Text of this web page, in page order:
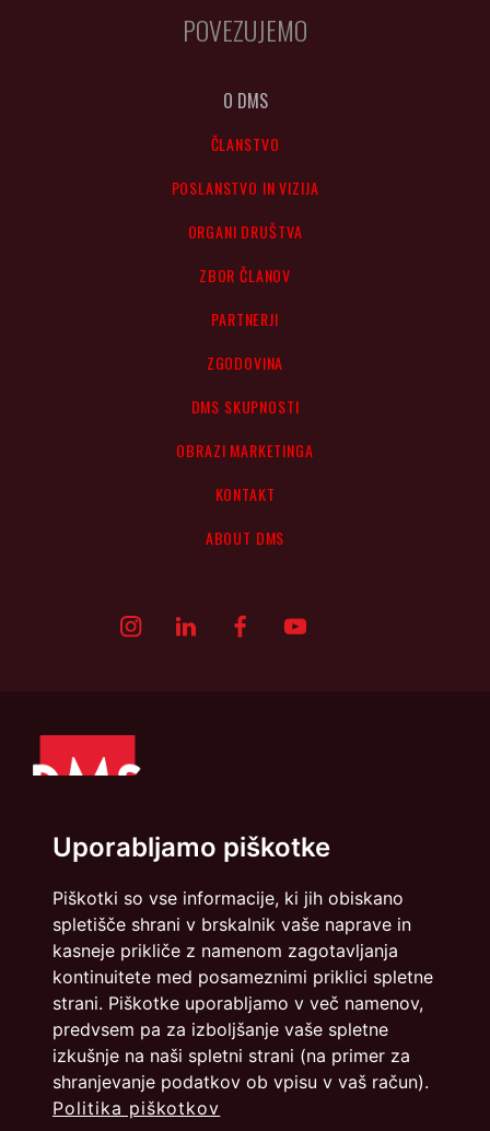
Uporabljamo piškotke
Piškotki so vse informacije, ki jih obiskano
spletišče shrani v brskalnik vaše naprave in
kasneje prikliče z namenom zagotavljanja
kontinuitete med posameznimi priklici spletne
strani. Piškotke uporabljamo v več namenov,
predvsem pa za izboljšanje vaše spletne
izkušnje na naši spletni strani (na primer za
shranjevanje podatkov ob vpisu v vaš račun).
Politika piškotkov
POVEZUJEMO
O DMS
ČLANSTVO
POSLANSTVO IN VIZIJA
ORGANI DRUŠTVA
ZBOR ČLANOV
PARTNERJI
ZGODOVINA
DMS SKUPNOSTI
OBRAZI MARKETINGA
KONTAKT
ABOUT DMS
Politika zasebnosti Piškotki
info@dmslo.si
Društvo za marketing Slovenije - DMS | Dimičeva ulica 13 |
1000 Ljubljana
Načrtovanje in izvedba: Vareo